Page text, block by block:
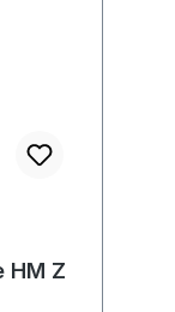
HM Z